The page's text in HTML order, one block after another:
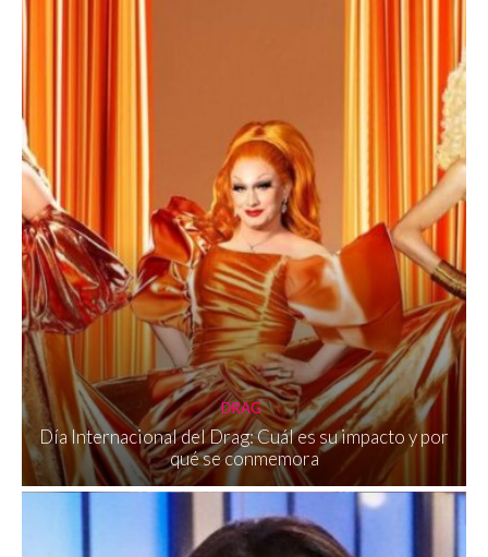
DRAG
Día Internacional del Drag: Cuál es su impacto y por
qué se conmemora